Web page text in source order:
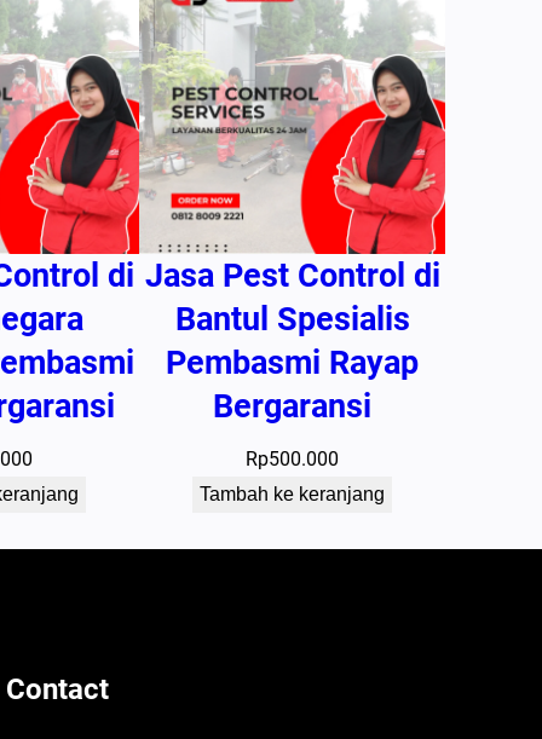
di Jasa Pest Control di
Bantul Spesialis
Pembasmi Rayap
Bergaransi
Rp500.000
Tambah ke keranjang
Contact